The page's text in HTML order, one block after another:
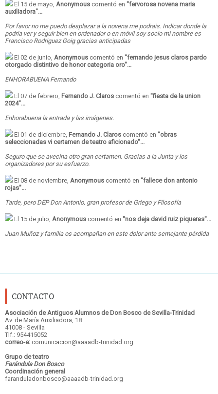
El 15 de mayo, Anonymous comentó en "fervorosa novena maria
auxiliadora"...
Por favor no me puedo desplazar a la novena me podrais. Indicar donde la
podría ver y seguir bien en ordenador o en móvil soy socio mi nombre es
Francisco Rodriguez Goig gracias anticipadas
El 02 de junio, Anonymous comentó en "fernando jesus claros pardo
otorgado distintivo de honor categoria oro"...
ENHORABUENA Fernando
El 07 de febrero, Fernando J. Claros comentó en "fiesta de la union
2024"...
Enhorabuena la entrada y las imágenes.
El 01 de diciembre, Fernando J. Claros comentó en "obras
seleccionadas vi certamen de teatro aficionado"...
Seguro que se avecina otro gran certamen. Gracias a la Junta y los
organizadores por su esfuerzo.
El 08 de noviembre, Anonymous comentó en "fallece don antonio
rojas"...
Tarde, pero DEP Don Antonio, gran profesor de Griego y Filosofía
El 15 de julio, Anonymous comentó en "nos deja david ruiz piqueras"...
Juan Muñoz y familia os acompañan en este dolor ante semejante pérdida
CONTACTO
Asociación de Antiguos Alumnos de Don Bosco de Sevilla-Trinidad
Av. de María Auxiliadora, 18
41008 - Sevilla
Tlf.: 954415052
correo-e: comunicacion@aaaadb-trinidad.org
Grupo de teatro
Farándula Don Bosco
Coordinación general
faranduladonbosco@aaaadb-trinidad.org